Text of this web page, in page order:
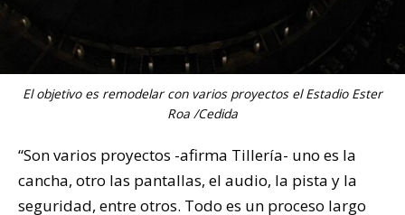
El objetivo es remodelar con varios proyectos el Estadio Ester
Roa /Cedida
“Son varios proyectos -afirma Tillería- uno es la
cancha, otro las pantallas, el audio, la pista y la
seguridad, entre otros. Todo es un proceso largo